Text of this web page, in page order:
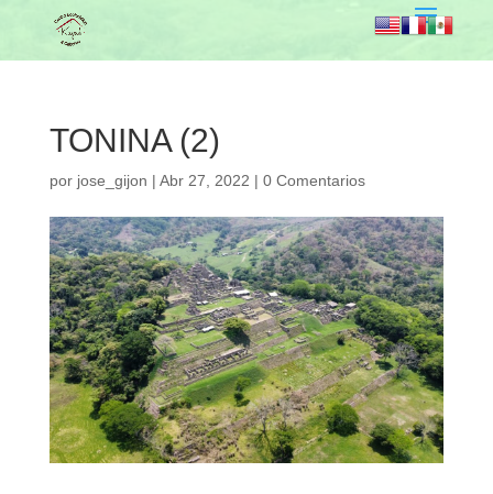
TONINA (2)
por jose_gijon | Abr 27, 2022 | 0 Comentarios